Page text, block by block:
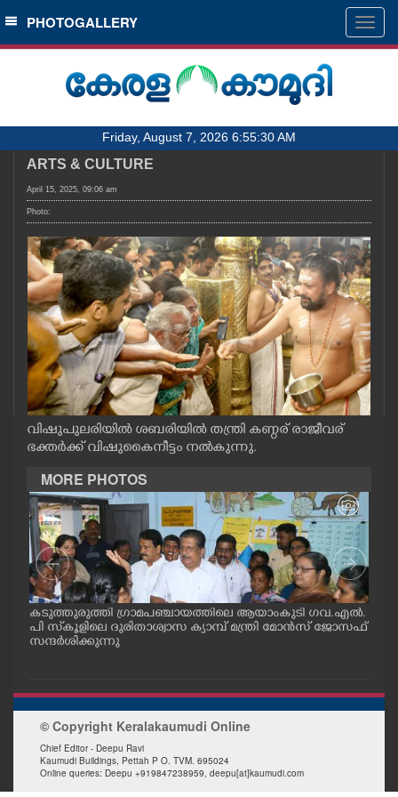
SECTIONS
HOME
NOTIFIED NEWS
KERALA
LOCAL
OBITUARY
NEWS 360
CASE DIARY
OPINION
PHOTOS
LIFESTYLE
INFO+
ART
PHOTOGALLERY
Friday, August 7, 2026 6:55:30 AM
ARTS & CULTURE
April 15, 2025, 09:06 am
Photo:
വിഷുപുലരിയില്‍ ശബരിയില്‍ തന്ത്രി കണ്ഠര് രാജീവര്
ഭക്തര്‍ക്ക് വിഷുകൈനീട്ടം നല്‍കുന്നു.
MORE PHOTOS
കടുത്തുരുത്തി ഗ്രാമപഞ്ചായത്തിലെ ആയാംകുടി ഗവ.എൽ.
പി സ്‌കൂളിലെ ദുരിതാശ്വാസ ക്യാമ്പ് മന്ത്രി മോൻസ് ജോസഫ്
സന്ദർശിക്കുന്നു
© Copyright Keralakaumudi Online
Chief Editor - Deepu Ravi
Kaumudi Buildings, Pettah P O. TVM. 695024
Online queries: Deepu +919847238959, deepu[at]kaumudi.com